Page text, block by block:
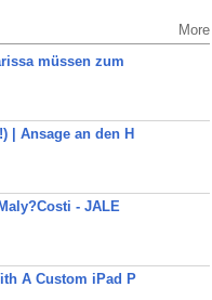
More
müssen zum
| Ansage an den H
- JALE
A Custom iPad P